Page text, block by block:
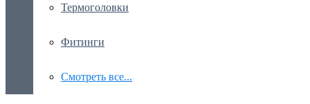
Термоголовки
Фитинги
Смотреть все...